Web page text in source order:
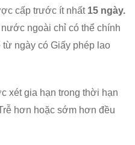
cấp trước ít nhất 15 ngày.
ngoài chỉ có thể chính
từ ngày có Giấy phép lao
xét gia hạn trong thời hạn
hơn hoặc sớm hơn đều